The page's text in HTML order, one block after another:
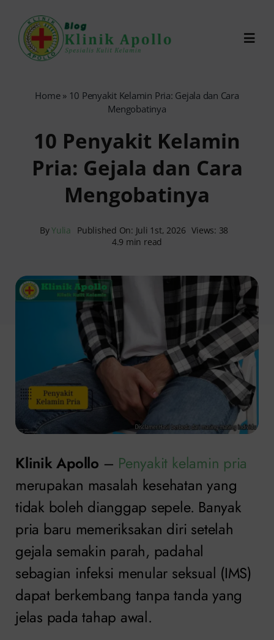
content
Reservasi Online
Home» 10 Penyakit Kelamin Pria: Gejala dan Cara
Mengobatinya
10 Penyakit Kelamin
Pria: Gejala dan Cara
Mengobatinya
ByYulia Published On: Juli 1st, 2026 Views: 38
4.9 min read
Klinik Apollo – Penyakit kelamin pria
merupakan masalah kesehatan yang
tidak boleh dianggap sepele. Banyak
pria baru memeriksakan diri setelah
gejala semakin parah, padahal
sebagian infeksi menular seksual (IMS)
dapat berkembang tanpa tanda yang
jelas pada tahap awal.